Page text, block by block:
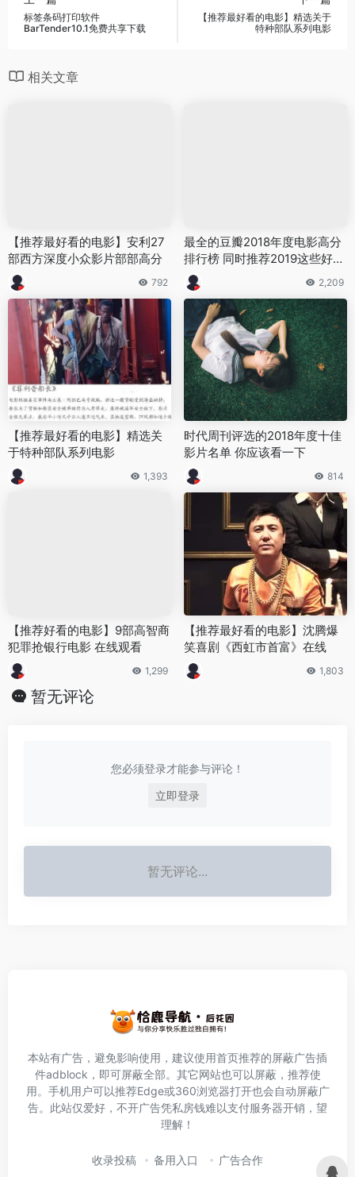
标签条码打印软件
BarTender10.1免费共享下载
【推荐最好看的电影】精选关于
特种部队系列电影
相关文章
【推荐最好看的电影】安利27
部西方深度小众影片部部高分
792
最全的豆瓣2018年度电影高分
排行榜 同时推荐2019这些好电
影
2,209
【推荐最好看的电影】精选关
于特种部队系列电影
1,393
时代周刊评选的2018年度十佳
影片名单 你应该看一下
814
【推荐好看的电影】9部高智商
犯罪抢银行电影 在线观看
1,299
【推荐最好看的电影】沈腾爆
笑喜剧《西虹市首富》在线
1,803
暂无评论
您必须登录才能参与评论！
立即登录
暂无评论...
本站有广告，避免影响使用，建议使用首页推荐的屏蔽广告插
件adblock ，即可屏蔽全部。其它网站也可以屏蔽，推荐使
用。手机用户可以推荐Edge或360浏览器打开也会自动屏蔽广
告。此站仅爱好，不开广告凭私房钱难以支付服务器开销，望
理解！
收录投稿 备用入口 广告合作